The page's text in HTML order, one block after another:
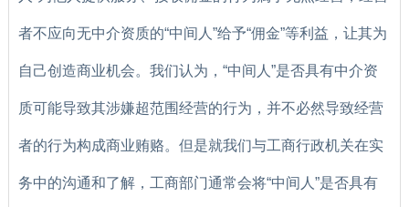
者不应向无中介资质的“中间人”给予“佣金”等利益，让其为
自己创造商业机会。我们认为，“中间人”是否具有中介资
质可能导致其涉嫌超范围经营的行为，并不必然导致经营
者的行为构成商业贿赂。但是就我们与工商行政机关在实
务中的沟通和了解，工商部门通常会将“中间人”是否具有